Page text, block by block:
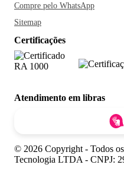
Compre pelo WhatsApp
Sitemap
Certificações
Atendimento em libras
© 2026 Copyright - Todos
Tecnologia LTDA - CNPJ: